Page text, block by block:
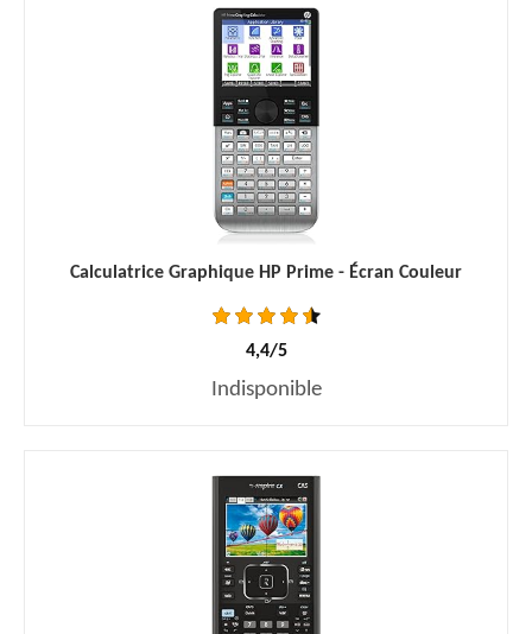
Calculatrice Graphique HP Prime - Écran Couleur
4,4/5
Indisponible